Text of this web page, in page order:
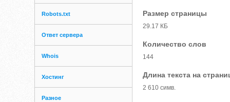
Robots.txt
Ответ сервера
Whois
Хостинг
Разное
Размер страницы
29.17 КБ
Количество слов
144
Длина текста на
2 610 симв.